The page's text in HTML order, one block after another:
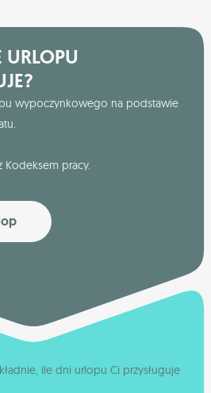
URLOPU
wypoczynkowego na podstawie
Kodeksem pracy.
ile dni urlopu Ci przysługuje